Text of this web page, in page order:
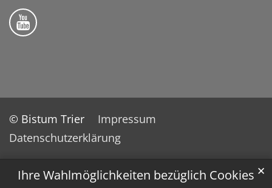
Ihre Wahlmöglichkeiten bezüglich Cookies ✕
Folge uns auf YouTube
© Bistum Trier
Impressum
Datenschutzerklärung